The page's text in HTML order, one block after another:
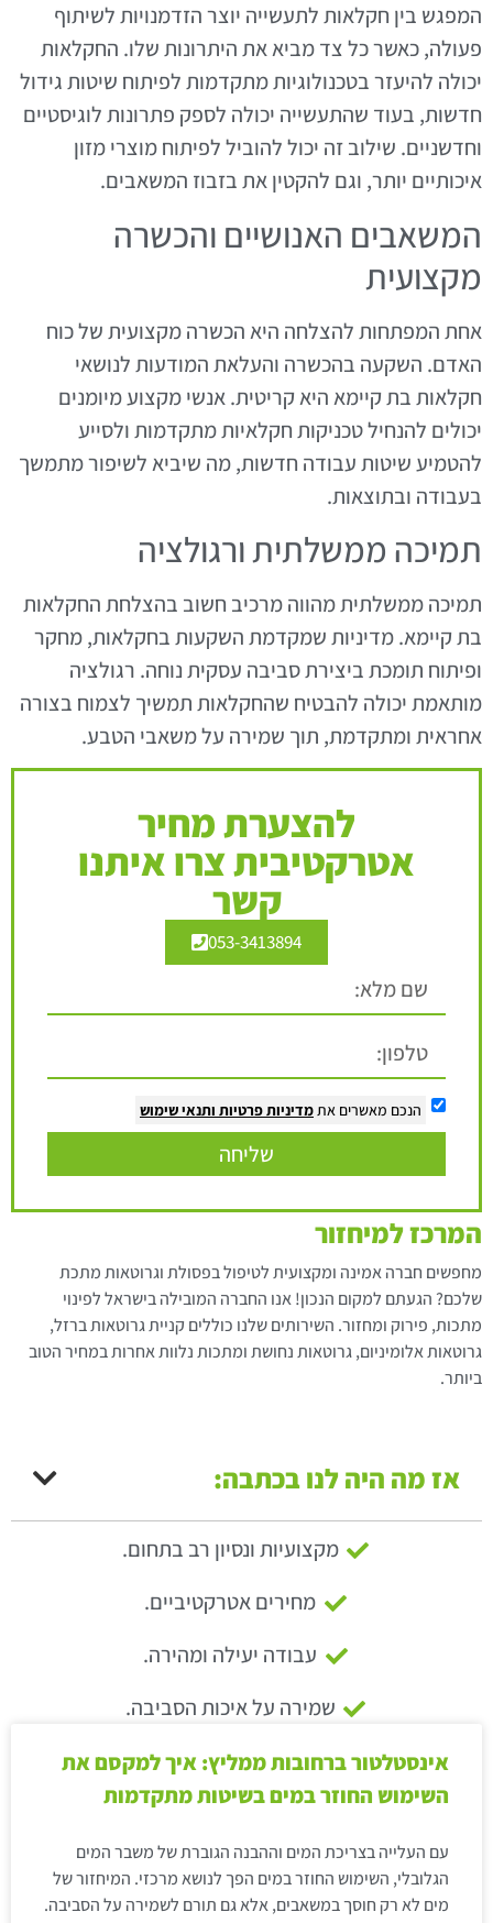
המפגש בין חקלאות לתעשייה יוצר הזדמנויות לשיתוף
פעולה, כאשר כל צד מביא את היתרונות שלו. החקלאות
יכולה להיעזר בטכנולוגיות מתקדמות לפיתוח שיטות גידול
חדשות, בעוד שהתעשייה יכולה לספק פתרונות לוגיסטיים
וחדשניים. שילוב זה יכול להוביל לפיתוח מוצרי מזון
איכותיים יותר, וגם להקטין את בזבוז המשאבים.
המשאבים האנושיים והכשרה
מקצועית
אחת המפתחות להצלחה היא הכשרה מקצועית של כוח
האדם. השקעה בהכשרה והעלאת המודעות לנושאי
חקלאות בת קיימא היא קריטית. אנשי מקצוע מיומנים
יכולים להנחיל טכניקות חקלאיות מתקדמות ולסייע
להטמיע שיטות עבודה חדשות, מה שיביא לשיפור מתמשך
בעבודה ובתוצאות.
תמיכה ממשלתית ורגולציה
תמיכה ממשלתית מהווה מרכיב חשוב בהצלחת החקלאות
בת קיימא. מדיניות שמקדמת השקעות בחקלאות, מחקר
ופיתוח תומכת ביצירת סביבה עסקית נוחה. רגולציה
מותאמת יכולה להבטיח שהחקלאות תמשיך לצמוח בצורה
אחראית ומתקדמת, תוך שמירה על משאבי הטבע.
להצערת מחיר
אטרקטיבית צרו איתנו
קשר
053-3413894
הנכם מאשרים אתמדיניות פרטיות ותנאי שימוש
שליחה
המרכז למיחזור
מחפשים חברה אמינה ומקצועית לטיפול בפסולת וגרוטאות מתכת
שלכם? הגעתם למקום הנכון! אנו החברה המובילה בישראל לפינוי
מתכות, פירוק ומחזור. השירותים שלנו כוללים קניית גרוטאות ברזל,
גרוטאות אלומיניום, גרוטאות נחושת ומתכות נלוות אחרות במחיר הטוב
ביותר.
אז מה היה לנו בכתבה:
מקצועיות ונסיון רב בתחום.
מחירים אטרקטיביים.
עבודה יעילה ומהירה.
שמירה על איכות הסביבה.
אינסטלטור ברחובות ממליץ: איך למקסם את
השימוש החוזר במים בשיטות מתקדמות
עם העלייה בצריכת המים וההבנה הגוברת של משבר המים
הגלובלי, השימוש החוזר במים הפך לנושא מרכזי. המיחזור של
מים לא רק חוסך במשאבים, אלא גם תורם לשמירה על הסביבה.